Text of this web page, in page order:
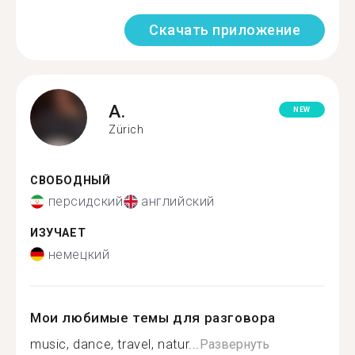
Скачать приложение
A.
Zürich
NEW
СВОБОДНЫЙ
персидский английский
ИЗУЧАЕТ
немецкий
Мои любимые темы для разговора
music, dance, travel, natur... Развернуть